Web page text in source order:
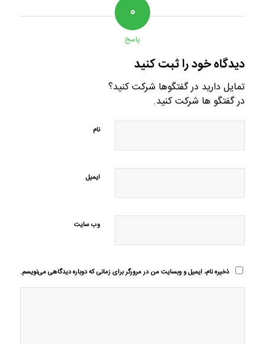
۰
پاسخ
دیدگاه خود را ثبت کنید
تمایل دارید در گفتگوها شرکت کنید؟
در گفتگو ها شرکت کنید.
نام
ایمیل
وب‌ سایت
ذخیره نام، ایمیل و وبسایت من در مرورگر برای زمانی که دوباره دیدگاهی می‌نویسم.